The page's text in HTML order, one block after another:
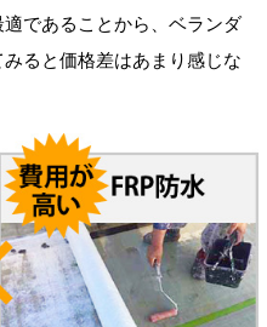
であることから、ベランダ
ると価格差はあまり感じな